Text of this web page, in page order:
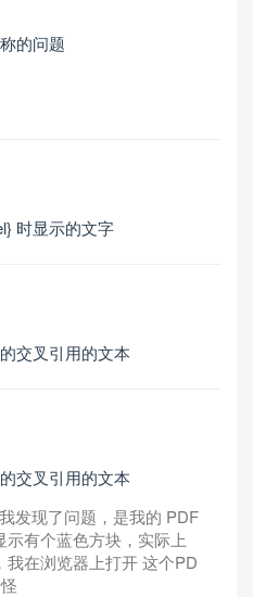
的问题
时显示的文字
交叉引用的文本
交叉引用的文本
发现了问题，是我的 PDF
示有个蓝色方块，实际上
我在浏览器上打开 这个PD